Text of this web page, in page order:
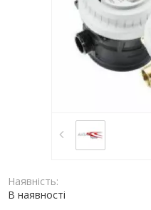
Наявність:
В наявності